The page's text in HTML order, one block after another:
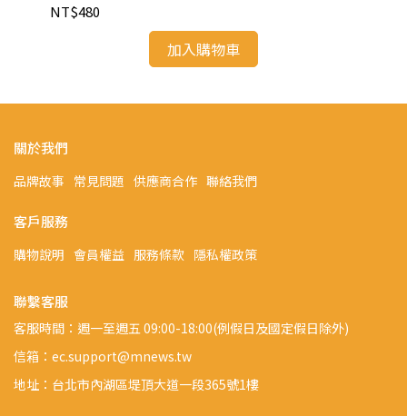
NT$480
加入購物車
關於我們
品牌故事 常見問題 供應商合作 聯絡我們
客戶服務
購物說明 會員權益 服務條款 隱私權政策
聯繫客服
客服時間：週一至週五 09:00-18:00(例假日及國定假日除外)
信箱：ec.support@mnews.tw
地址：台北市內湖區堤頂大道一段365號1樓